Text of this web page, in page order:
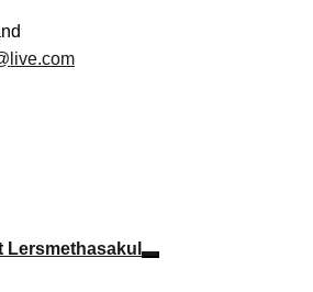
Lersmethasakul